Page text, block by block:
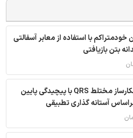
خودمتراکم با استفاده از معابر آسفالتی
بتن بازیافتی
ترجمه مقاله آشکارساز مختلط QRS با پیچیدگی پایین
آستانه گذاری تطبیقی